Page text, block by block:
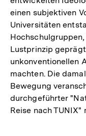
einen subjektiven
Universitäten
Lustprinzip
unkonventionellen
machten. Die
Bewegung
durchgeführter
Reise nach TUNIX"